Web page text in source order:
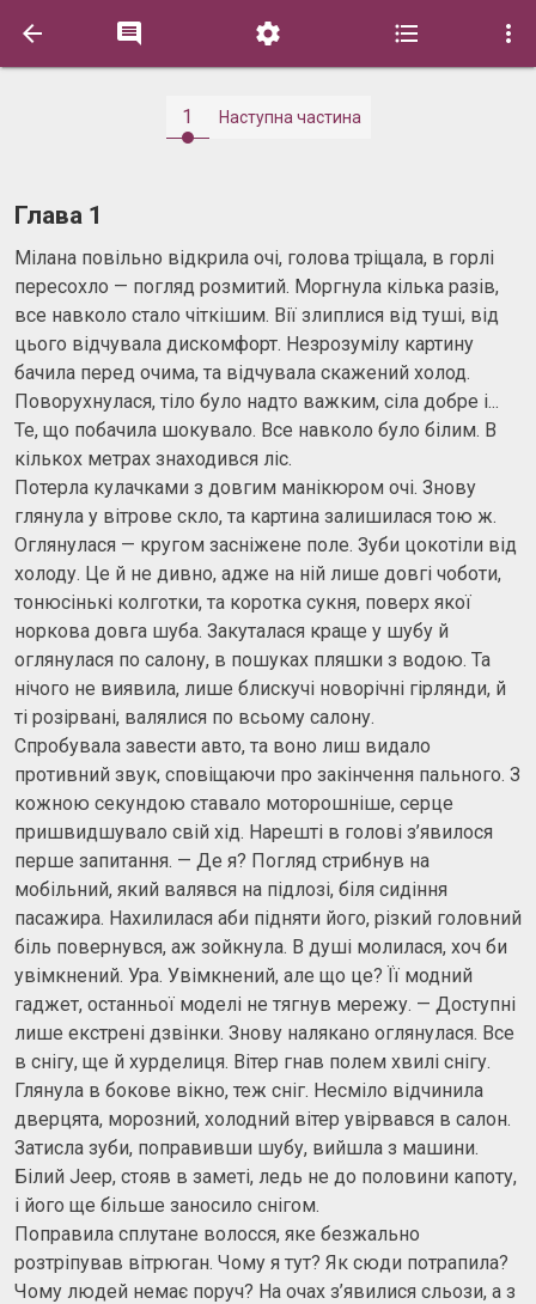
    
1 Наступна частина
Глава 1
Мілана повільно відкрила очі, голова тріщала, в горлі
пересохло — погляд розмитий. Моргнула кілька разів,
все навколо стало чіткішим. Вії злиплися від туші, від
цього відчувала дискомфорт. Незрозумілу картину
бачила перед очима, та відчувала скажений холод.
Поворухнулася, тіло було надто важким, сіла добре і...
Те, що побачила шокувало. Все навколо було білим. В
кількох метрах знаходився ліс.
Потерла кулачками з довгим манікюром очі. Знову
глянула у вітрове скло, та картина залишилася тою ж.
Оглянулася — кругом засніжене поле. Зуби цокотіли від
холоду. Це й не дивно, адже на ній лише довгі чоботи,
тонюсінькі колготки, та коротка сукня, поверх якої
норкова довга шуба. Закуталася краще у шубу й
оглянулася по салону, в пошуках пляшки з водою. Та
нічого не виявила, лише блискучі новорічні гірлянди, й
ті розірвані, валялися по всьому салону.
Спробувала завести авто, та воно лиш видало
противний звук, сповіщаючи про закінчення пального. З
кожною секундою ставало моторошніше, серце
пришвидшувало свій хід. Нарешті в голові з’явилося
перше запитання. — Де я? Погляд стрибнув на
мобільний, який валявся на підлозі, біля сидіння
пасажира. Нахилилася аби підняти його, різкий головний
біль повернувся, аж зойкнула. В душі молилася, хоч би
увімкнений. Ура. Увімкнений, але що це? Її модний
гаджет, останньої моделі не тягнув мережу. — Доступні
лише екстрені дзвінки. Знову налякано оглянулася. Все
в снігу, ще й хурделиця. Вітер гнав полем хвилі снігу.
Глянула в бокове вікно, теж сніг. Несміло відчинила
дверцята, морозний, холодний вітер увірвався в салон.
Затисла зуби, поправивши шубу, вийшла з машини.
Білий Jeep, стояв в заметі, ледь не до половини капоту,
і його ще більше заносило снігом.
Поправила сплутане волосся, яке безжально
розтріпував вітрюган. Чому я тут? Як сюди потрапила?
Чому людей немає поруч? На очах з’явилися сльози, а з